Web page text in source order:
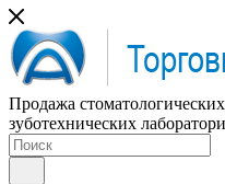
Продажа
зуботехнических